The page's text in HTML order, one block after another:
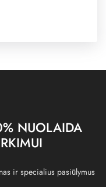
NUOLAIDA
ir specialius pasiūlymus